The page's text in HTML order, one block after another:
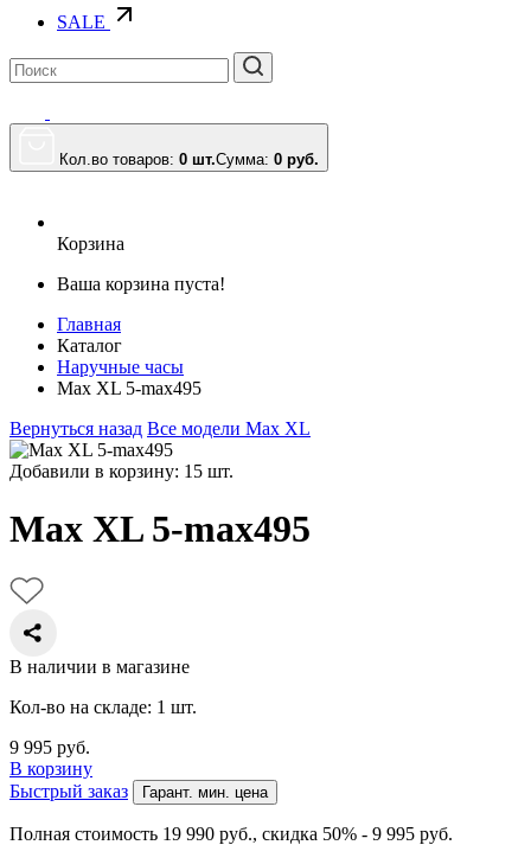
SALE
Кол.во товаров: 0 шт.Сумма: 0 руб.
Корзина
Ваша корзина пуста!
Главная
Каталог
Наручные часы
Max XL 5-max495
Вернуться назад Все модели Max XL
Добавили в корзину: 15 шт.
Max XL 5-max495
В наличии в магазине
Кол-во на складе: 1 шт.
9 995 руб.
В корзину
Быстрый заказ
Гарант. мин. цена
Полная стоимость 19 990 руб., скидка 50% - 9 995 руб.